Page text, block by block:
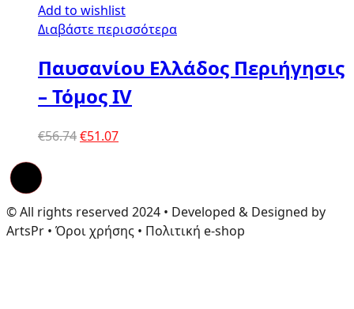
Add to wishlist
Διαβάστε περισσότερα
Παυσανίου Ελλάδος Περιήγησις
– Τόμος IV
€56.74Original
€51.07Η
€51.07.
© All rights reserved 2024 • Developed & Designed by
ArtsPr • Όροι χρήσης • Πολιτική e-shop